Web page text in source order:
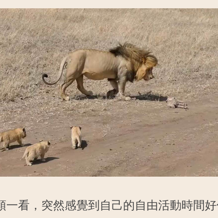
一看，突然感覺到自己的自由活動時間